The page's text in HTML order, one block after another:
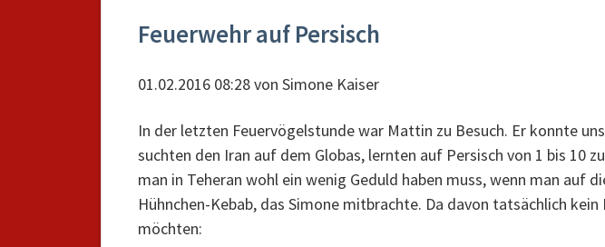
Feuerwehr auf Persisch
01.02.2016 08:28von Simone Kaiser
In der letzten Feuervögelstunde war Mattin zu Besuch. Er konnte
suchten den Iran auf dem Globas, lernten auf Persisch von 1 bis 10
man in Teheran wohl ein wenig Geduld haben muss, wenn man auf
Hühnchen-Kebab, das Simone mitbrachte. Da davon tatsächlich
möchten: